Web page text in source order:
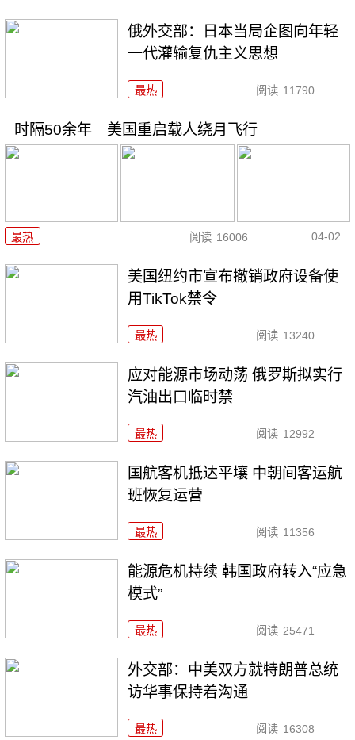
俄外交部：日本当局企图向年轻
一代灌输复仇主义思想
最热 阅读 11790
时隔50余年 美国重启载人绕月飞行
最热 阅读 16006 04-02
美国纽约市宣布撤销政府设备使
用TikTok禁令
最热 阅读 13240
应对能源市场动荡 俄罗斯拟实行
汽油出口临时禁
最热 阅读 12992
国航客机抵达平壤 中朝间客运航
班恢复运营
最热 阅读 11356
能源危机持续 韩国政府转入“应急
模式”
最热 阅读 25471
外交部：中美双方就特朗普总统
访华事保持着沟通
最热 阅读 16308